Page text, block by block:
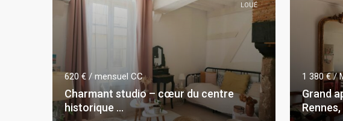
LOUÉ
620 € / mensuel CC
Charmant studio – cœur du centre
historique ...
1 380 €/
Grand
Rennes,